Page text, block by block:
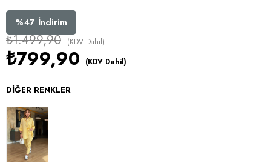
%47 İndirim
₺1.499,90 (KDV Dahil)
₺799,90 (KDV Dahil)
DIĞER RENKLER